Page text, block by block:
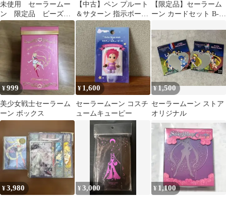
未使用 セーラームー
ン 限定品 ビーズ入
りアクリルキーホルダ
ー 横浜 ちびムーン
【中古】ペン プルート
＆サターン 指示ボール
セット 「美少女戦士セ
ーラームーン」 プレミ
アムバンダイ限定
【限定品】セーラーム
ーン カードセット B-
タブレット
¥999
美少女戦士セーラーム
ーン ボックス
¥ 1,600
セーラームーン コスチ
ュームキューピー
¥1,500
セーラームーン ストア
オリジナル
¥3,980 ¥3,000 ¥ 1,100